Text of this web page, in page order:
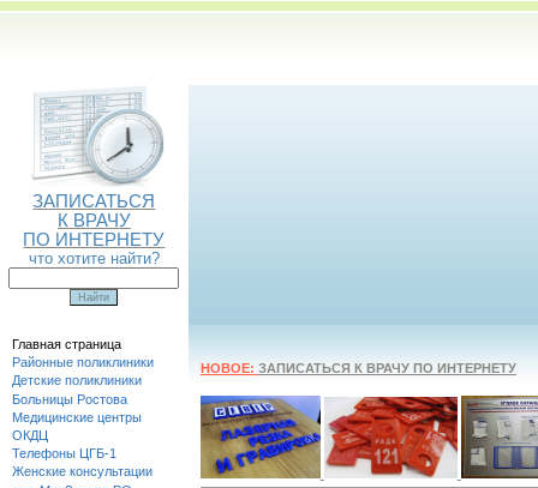
ЗАПИСАТЬСЯ
К ВРАЧУ
ПО ИНТЕРНЕТУ
что хотите найти?
Главная страница
Районные поликлиники
Детские поликлиники
Больницы Ростова
Медицинские центры
ОКДЦ
Телефоны ЦГБ-1
Женские консультации
НОВОЕ: ЗАПИСАТЬСЯ К ВРАЧУ ПО ИНТЕРНЕТУ